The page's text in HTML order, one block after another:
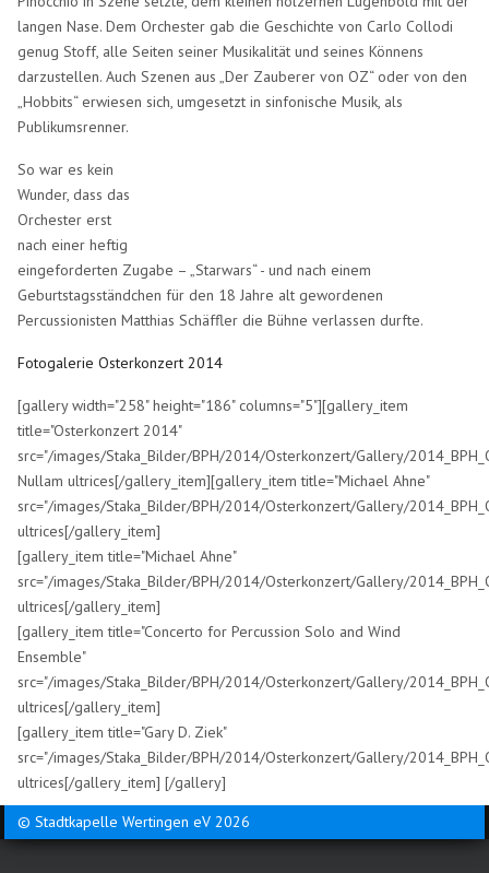
langen Nase. Dem Orchester gab die Geschichte von Carlo Collodi
genug Stoff, alle Seiten seiner Musikalität und seines Könnens
darzustellen. Auch Szenen aus „Der Zauberer von OZ“ oder von den
„Hobbits“ erwiesen sich, umgesetzt in sinfonische Musik, als
Publikumsrenner.
So war es kein
Wunder, dass das
Orchester erst
nach einer heftig
eingeforderten Zugabe – „Starwars“ - und nach einem
Geburtstagsständchen für den 18 Jahre alt gewordenen
Percussionisten Matthias Schäffler die Bühne verlassen durfte.
Fotogalerie Osterkonzert 2014
[gallery width="258" height="186" columns="5"][gallery_item
title="Osterkonzert 2014"
src="/images/Staka_Bilder/BPH/2014/Osterkonzert/Gallery/
Nullam ultrices[/gallery_item][gallery_item title="Michael Ahne"
src="/images/Staka_Bilder/BPH/2014/Osterkonzert/Gallery/
ultrices[/gallery_item]
[gallery_item title="Michael Ahne"
src="/images/Staka_Bilder/BPH/2014/Osterkonzert/Gallery/
ultrices[/gallery_item]
[gallery_item title="Concerto for Percussion Solo and Wind
Ensemble"
src="/images/Staka_Bilder/BPH/2014/Osterkonzert/Gallery/
ultrices[/gallery_item]
[gallery_item title="Gary D. Ziek"
src="/images/Staka_Bilder/BPH/2014/Osterkonzert/Gallery/
ultrices[/gallery_item] [/gallery]
© Stadtkapelle Wertingen eV 2026